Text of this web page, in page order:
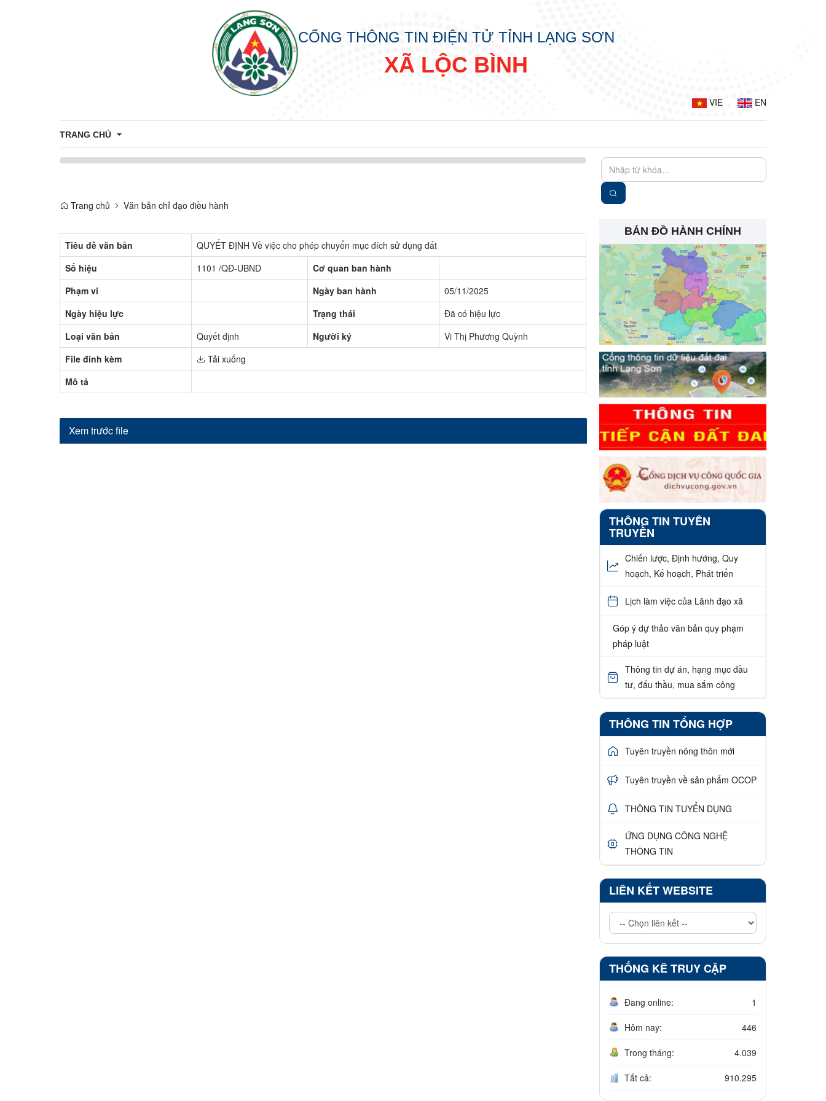
CỔNG THÔNG TIN ĐIỆN TỬ TỈNH LẠNG SƠN
XÃ LỘC BÌNH
VIE EN
TRANG CHỦ
Tuyên truyền về sản phẩm OCOP
THÔNG TIN TUYỂN DỤNG
ỨNG DỤNG CÔNG NGHỆ THÔNG TIN
CÔNG DÂN
Nhân sự
Thông báo
Hỏi đáp
Trang chủ Văn bản chỉ đạo điều hành
Tiêu đề văn bản
QUYẾT ĐỊNH Về việc cho phép chuyển mục đích sử dụng đất
Số hiệu
1101 /QĐ-UBND
Cơ quan ban hành
Phạm vi
Ngày ban hành
05/11/2025
Ngày hiệu lực
Trạng thái
Đã có hiệu lực
Loại văn bản
Quyết định Người ký
Vi Thị Phương Quỳnh
File đính kèm
Tải xuống
Mô tả
Xem trước file
BẢN ĐỒ HÀNH CHÍNH
THÔNG TIN TUYÊN
TRUYỀN
Chiến lược, Định hướng, Quy
hoạch, Kế hoạch, Phát triển
Lịch làm việc của Lãnh đạo xã
Góp ý dự thảo văn bản quy phạm
pháp luật
Thông tin dự án, hạng mục đầu
tư, đấu thầu, mua sắm công
THÔNG TIN TỔNG HỢP
Tuyên truyền nông thôn mới
Tuyên truyền về sản phẩm OCOP
THÔNG TIN TUYỂN DỤNG
ỨNG DỤNG CÔNG NGHỆ
THÔNG TIN
LIÊN KẾT WEBSITE
THỐNG KÊ TRUY CẬP
Đang online: 1
Hôm nay: 446
Trong tháng: 4.039
Tất cả: 910.295